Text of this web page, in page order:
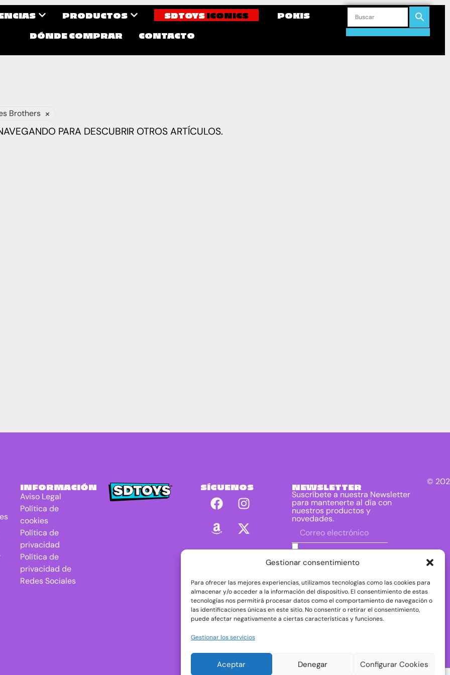
Gestionar consentimiento
Para ofrecer las mejores experiencias, utilizamos tecnologías como las cookies para
almacenar y/o acceder a la información del dispositivo. El consentimiento de estas
tecnologías nos permitirá procesar datos como el comportamiento de navegación o
las identificaciones únicas en este sitio. No consentir o retirar el consentimiento,
puede afectar negativamente a ciertas características y funciones.
Gestionar los servicios
Aceptar Denegar Configurar Cookies
PRODUCTOS SDTOYS ICONICS
POKIS
DÓNDE COMPRAR
CONTACTO
Brothers ×
PARA DESCUBRIR OTROS ARTÍCULOS.
INFORMACIÓN
Aviso Legal
Política de
cookies
Política de
privacidad
Política de
privacidad de
Redes Sociales
SÍGUENOS NEWSLETTER
Suscríbete a nuestra Newsletter
para mantenerte al día con
nuestros productos y
novedades.
contenidas en la política de privacidad
sobre el tratamiento de mis datos para
DIRAC DIST, S.L. como responsable del
tratamiento tratará tus datos con la finalidad de
dar respuesta a tu consulta o petición. Puedes
acceder, rectificar y suprimir tus datos, así como
ejercer otros derechos consultando la
información adicional y detallada sobre
©